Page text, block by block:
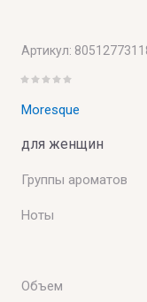
Артикул:
Moresque
для женщин
Группы ароматов
Ноты
Объем